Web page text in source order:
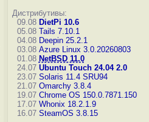
Дистрибутивы:
09.08 DietPi 10.6
05.08 Tails 7.10.1
04.08 Deepin 25.2.1
03.08 Azure Linux 3.0.20260803
01.08 NetBSD 11.0
24.07 Ubuntu Touch 24.04 2.0
23.07 Solaris 11.4 SRU94
21.07 Omarchy 3.8.4
19.07 Chrome OS 150.0.7871.150
17.07 Whonix 18.2.1.9
16.07 SteamOS 3.8.15